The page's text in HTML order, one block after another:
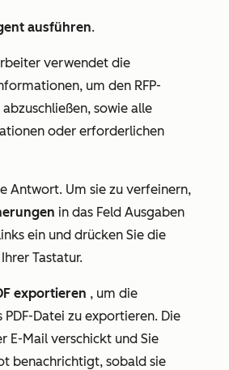
ausführen.
verwendet die
um den RFP-
sowie alle
oder erforderlichen
Antwort. Um sie zu verfeinern,
in das Feld Ausgaben
ein und drücken Sie die
Tastatur.
exportieren , um die
PDF-Datei zu exportieren. Die
E-Mail verschickt und Sie
benachrichtigt, sobald sie